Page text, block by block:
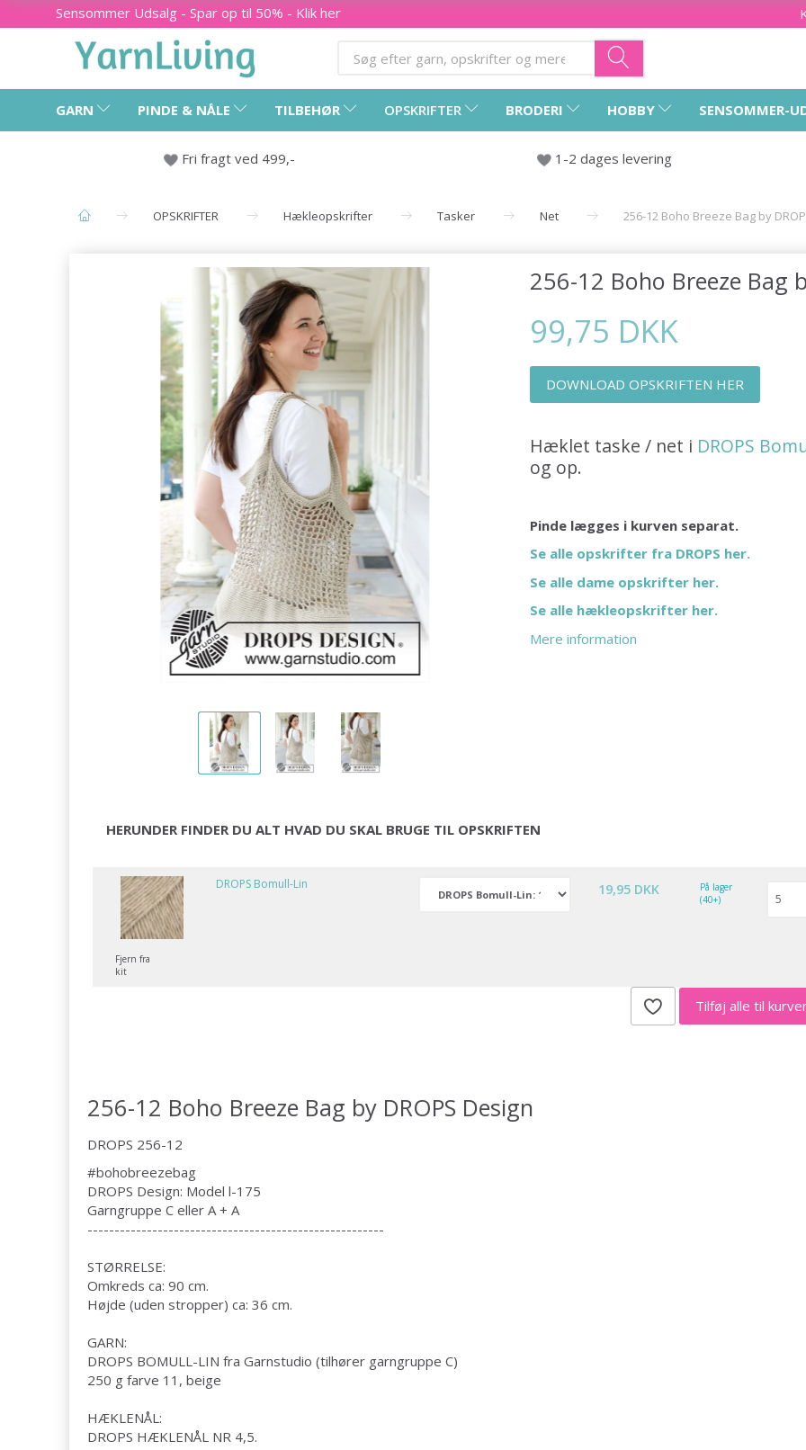
Sensommer Udsalg - Spar op til 50% - Klik her
GARN PINDE & NÅLE TILBEHØR OPSKRIFTER BRODERI HOBBY SENSOMMER-
Fri fragt ved 499,- 1-2 dages levering
OPSKRIFTER Hækleopskrifter Tasker Net 256-12 Boho Breeze Bag by
256-12 Boho Breeze Bag
99,75 DKK
DOWNLOAD OPSKRIFTEN HER
Hæklet taske / net i DROPS
og op.
Pinde lægges i kurven separat.
Se alle opskrifter fra DROPS her.
Se alle dame opskrifter her.
Se alle hækleopskrifter her.
Mere information
HERUNDER FINDER DU ALT HVAD DU SKAL BRUGE TIL OPSKRIFTEN
DROPS Bomull-Lin 19,95 DKK
På lager
(40+)
Fjern fra
kit
Tilføj alle til
256-12 Boho Breeze Bag by DROPS Design
DROPS 256-12
#bohobreezebag
DROPS Design: Model l-175
Garngruppe C eller A + A
-------------------------------------------------------
STØRRELSE:
Omkreds ca: 90 cm.
Højde (uden stropper) ca: 36 cm.
GARN:
DROPS BOMULL-LIN fra Garnstudio (tilhører garngruppe C)
250 g farve 11, beige
HÆKLENÅL:
DROPS HÆKLENÅL NR 4,5.